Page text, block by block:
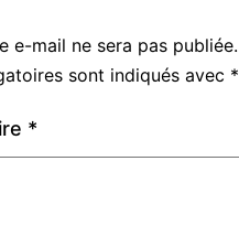
e-mail ne sera pas publiée.
sont indiqués avec *
*